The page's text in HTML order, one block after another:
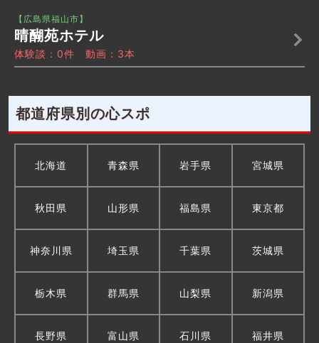
【広島県福山市】
晴醐苑ホテル
体験談：0件 動画：3本
都道府県別の心スポ
北海道 青森県 岩手県 宮城県
秋田県 山形県 福島県 東京都
神奈川県 埼玉県 千葉県 茨城県
栃木県 群馬県 山梨県 新潟県
長野県 富山県 石川県 福井県